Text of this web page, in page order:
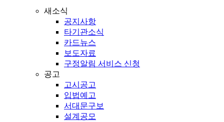
새소식
공지사항
타기관소식
카드뉴스
보도자료
구정알림 서비스 신청
공고
고시공고
입법예고
서대문구보
설계공모